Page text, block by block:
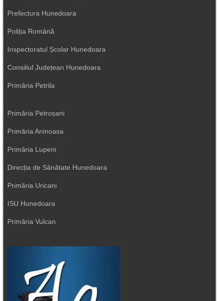
Prefectura Hunedoara
Poliția Română
Inspectoratul Școlar Hunedoara
Consiliul Județean Hunedoara
Primăria Petrila
Primăria Petroșani
Primăria Aninoasa
Primăria Lupeni
Direcția de Sănătate Hunedoara
Primăria Uricani
ISU Hunedoara
Primăria Vulcan